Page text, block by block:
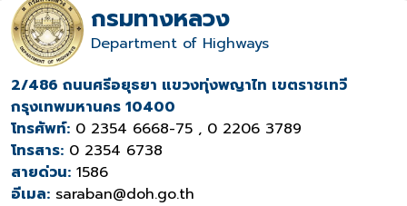
กรมทางหลวง
Department of Highways
2/486 ถนนศรีอยุธยา แขวงทุ่งพญาไท เขตราชเทวี
กรุงเทพมหานคร 10400
โทรศัพท์: 0 2354 6668-75 , 0 2206 3789
โทรสาร: 0 2354 6738
สายด่วน: 1586
อีเมล: saraban@doh.go.th